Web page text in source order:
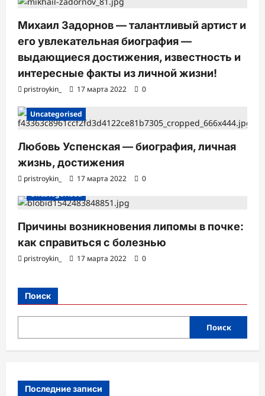
Михаил Задорнов — талантливый артист и
его увлекательная биография —
выдающиеся достижения, известность и
интересные факты из личной жизни!
pristroykin_ 17 марта 2022 0
Uncategorised
Любовь Успенская — биография, личная
жизнь, достижения
pristroykin_ 17 марта 2022
0
Uncategorised
Причины возникновения липомы в почке:
как справиться с болезнью
pristroykin_ 17 марта 2022 0
Поиск
Поиск
Последние записи